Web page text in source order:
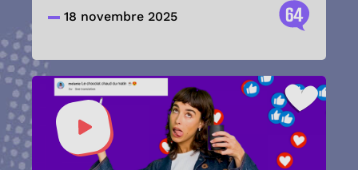
18 novembre 2025 64